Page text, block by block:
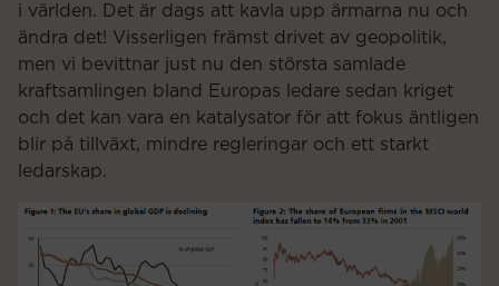
i världen. Det är dags att kavla upp ärmarna nu och
ändra det! Visserligen främst drivet av geopolitik,
men vi bevittnar just nu den största samlade
kraftsamlingen bland Europas ledare sedan kriget
och det kan vara en katalysator för att fokus äntligen
blir på tillväxt, mindre regleringar och ett starkt
ledarskap.